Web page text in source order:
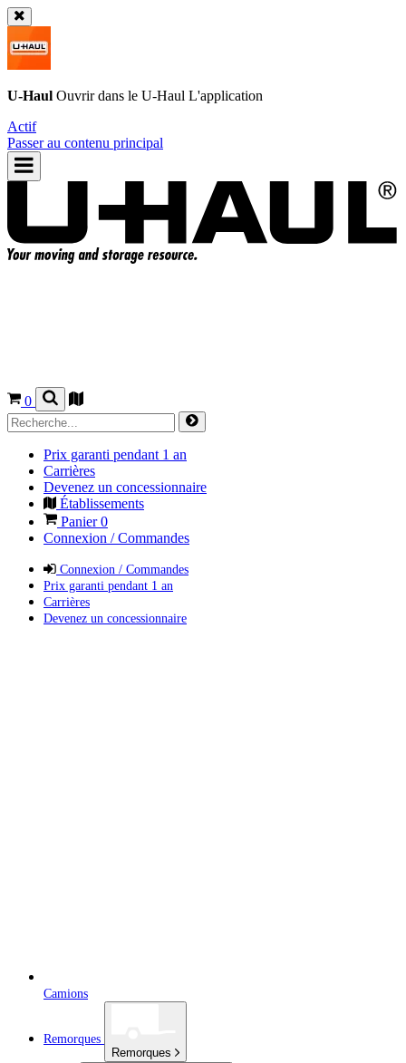
U-Haul Ouvrir dans le U-Haul L'application
Actif
Passer au contenu principal
0
Prix garanti pendant 1 an
Carrières
Devenez un concessionnaire
Établissements
Panier0
Connexion / Commandes
Connexion / Commandes
Prix garanti pendant 1 an
Carrières
Devenez un concessionnaire
Camions
Remorques
Remorques